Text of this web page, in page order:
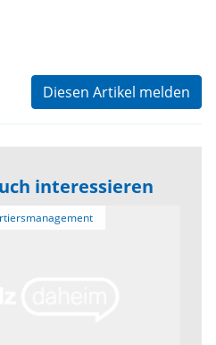
Diesen Artikel melden
interessieren
Quartiersmanagement